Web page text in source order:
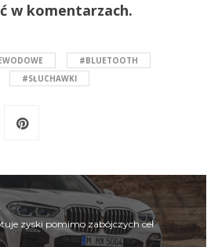
w komentarzach.
#BLUETOOTH
#SŁUCHAWKI
zyski pomimo zabójczych ceł